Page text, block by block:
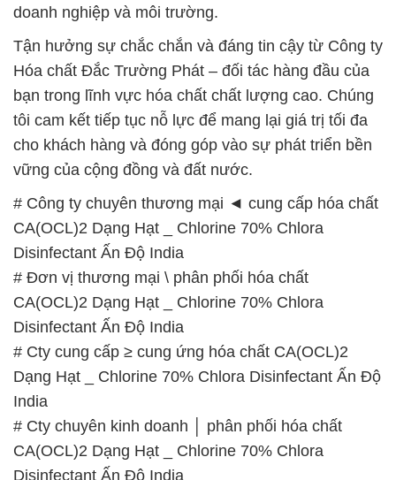
tôi cam kết tiếp tục nỗ lực để mang lại giá trị tối đa
cho khách hàng và đóng góp vào sự phát triển bền
vững của cộng đồng và đất nước.
# Công ty chuyên thương mại ◄ cung cấp hóa chất
CA(OCL)2 Dạng Hạt _ Chlorine 70% Chlora
Disinfectant Ấn Độ India
# Đơn vị thương mại \ phân phối hóa chất
CA(OCL)2 Dạng Hạt _ Chlorine 70% Chlora
Disinfectant Ấn Độ India
# Cty cung cấp ≥ cung ứng hóa chất CA(OCL)2
Dạng Hạt _ Chlorine 70% Chlora Disinfectant Ấn Độ
India
# Cty chuyên kinh doanh │ phân phối hóa chất
CA(OCL)2 Dạng Hạt _ Chlorine 70% Chlora
Disinfectant Ấn Độ India
# Cty chuyên kinh doanh • cung cấp hóa chất
CA(OCL)2 Dạng Hạt _ Chlorine 70% Chlora
Disinfectant Ấn Độ India
# Nơi thương mại ≡ bán hóa chất CA(OCL)2 Dạng